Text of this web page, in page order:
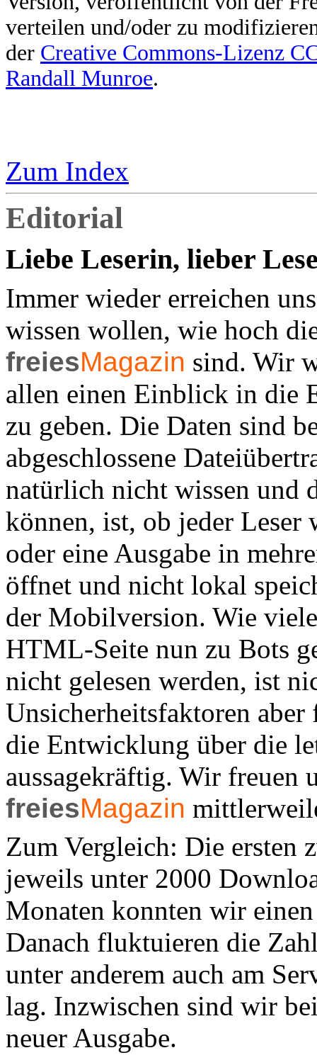
verteilen und/oder zu
der Creative Commons-Lizenz
Randall Munroe.
Zum Index
Editorial
Liebe Leserin, lieber
Immer wieder erreichen
wissen wollen, wie hoch
freiesMagazin sind. Wir
allen einen Einblick in die
zu geben. Die Daten sind
abgeschlossene
natürlich nicht wissen und
können, ist, ob jeder
oder eine Ausgabe in
öffnet und nicht lokal
der Mobilversion. Wie
HTML-Seite nun zu Bots
nicht gelesen werden, ist
Unsicherheitsfaktoren
die Entwicklung über die
aussagekräftig. Wir freuen
freiesMagazin
Zum Vergleich: Die ersten
jeweils unter 2000
Monaten konnten wir
Danach fluktuieren die
unter anderem auch am
lag. Inzwischen sind wir
neuer Ausgabe.